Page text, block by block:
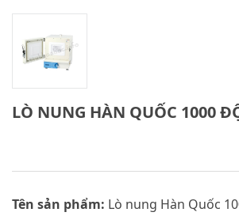
LÒ NUNG HÀN QUỐC 1000
Tên sản phẩm: Lò nung Hàn Quốc